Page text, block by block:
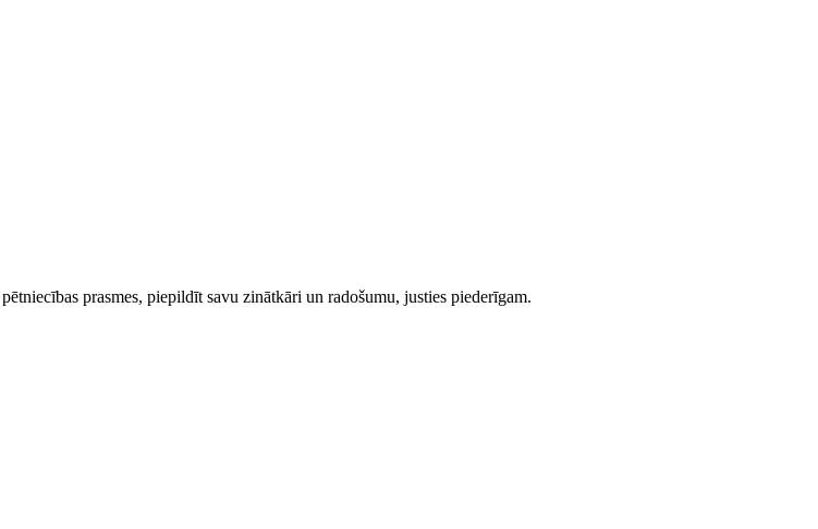
prasmes, piepildīt savu zinātkāri un radošumu, justies piederīgam.